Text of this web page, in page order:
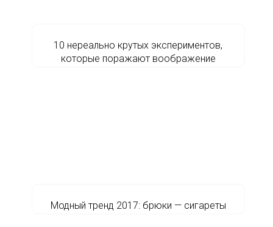
10 нереально крутых экспериментов,
которые поражают воображение
Модный тренд 2017: брюки — сигареты